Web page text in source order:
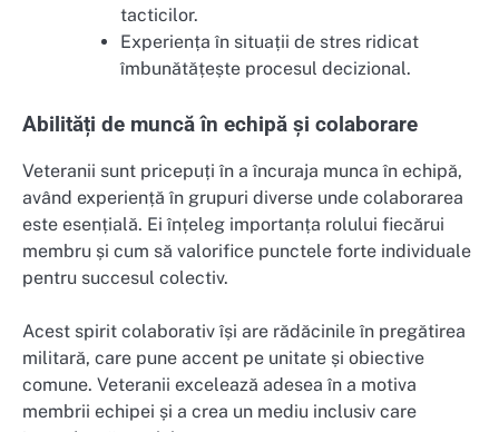
tacticilor.
Experiența în situații de stres ridicat
îmbunătățește procesul decizional.
Abilități de muncă în echipă și colaborare
Veteranii sunt pricepuți în a încuraja munca în echipă,
având experiență în grupuri diverse unde colaborarea
este esențială. Ei înțeleg importanța rolului fiecărui
membru și cum să valorifice punctele forte individuale
pentru succesul colectiv.
Acest spirit colaborativ își are rădăcinile în pregătirea
militară, care pune accent pe unitate și obiective
comune. Veteranii excelează adesea în a motiva
membrii echipei și a crea un mediu inclusiv care